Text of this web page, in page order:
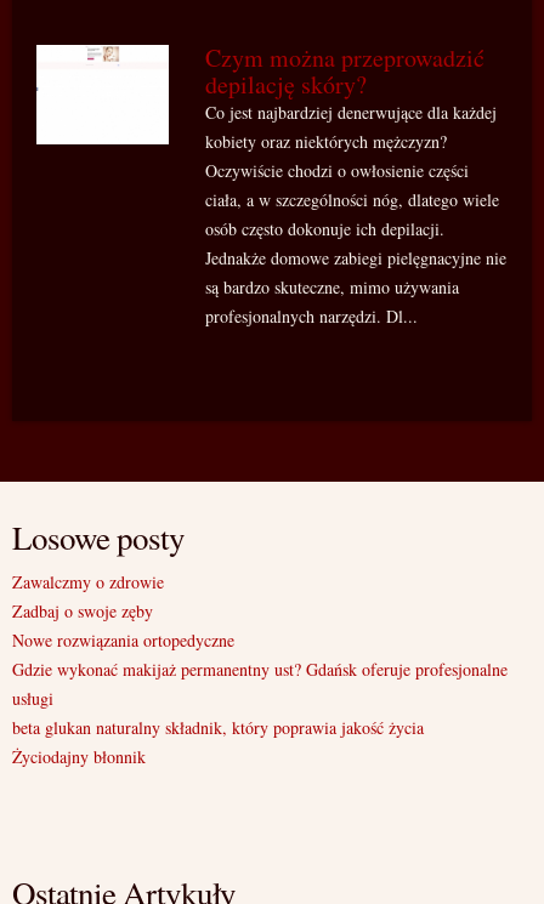
Czym można przeprowadzić
depilację skóry?
Co jest najbardziej denerwujące dla każdej
kobiety oraz niektórych mężczyzn?
Oczywiście chodzi o owłosienie części
ciała, a w szczególności nóg, dlatego wiele
osób często dokonuje ich depilacji.
Jednakże domowe zabiegi pielęgnacyjne nie
są bardzo skuteczne, mimo używania
profesjonalnych narzędzi. Dl...
Losowe posty
Zawalczmy o zdrowie
Zadbaj o swoje zęby
Nowe rozwiązania ortopedyczne
Gdzie wykonać makijaż permanentny ust? Gdańsk oferuje profesjonalne
usługi
beta glukan naturalny składnik, który poprawia jakość życia
Życiodajny błonnik
Ostatnie Artykuły